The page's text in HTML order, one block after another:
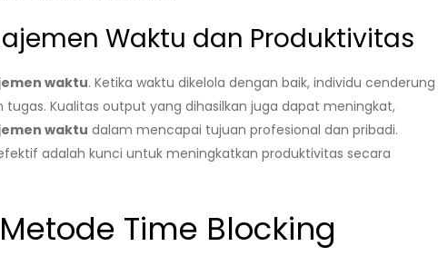
Waktu dan Produktivitas
waktu. Ketika waktu dikelola dengan baik, individu cenderung
Kualitas output yang dihasilkan juga dapat meningkat,
waktu dalam mencapai tujuan profesional dan pribadi.
adalah kunci untuk meningkatkan produktivitas secara
Time Blocking